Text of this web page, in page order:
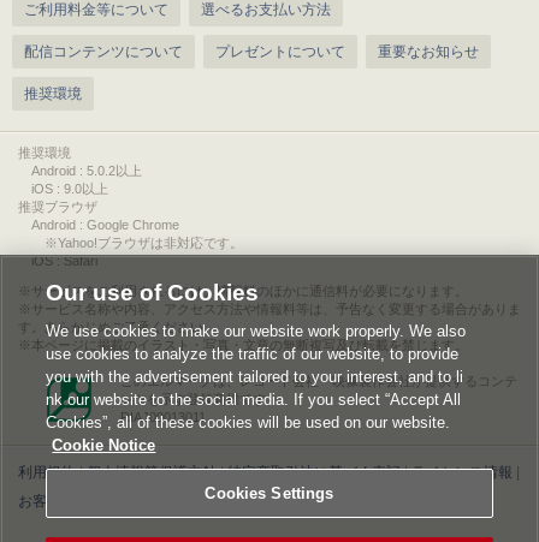
ご利用料金等について 選べるお支払い方法
配信コンテンツについて プレゼントについて 重要なお知らせ
推奨環境
推奨環境
Android : 5.0.2以上
iOS : 9.0以上
推奨ブラウザ
Android : Google Chrome
※Yahoo!ブラウザは非対応です。
iOS : Safari
サービスをご利用されるには、情報料のほかに通信料が必要になります。
サービス名称や内容、アクセス方法や情報料等は、予告なく変更する場合がありま
す。あらかじめご了承ください。
本ページに掲載のイラスト・写真・文章の無断複写及び転載を禁じます。
このエルマークは、レコード会社・映像製作会社が提供するコンテ
ンツを示す登録商標です。
RIAJ00013011
利用規約|個人情報等保護方針|特定商取引法に基づく表記|ライセンス情報
お客様情報の外部送信について|Cookies Settings
Our use of Cookies
We use cookies to make our website work properly. We also
use cookies to analyze the traffic of our website, to provide
you with the advertisement tailored to your interest, and to li
nk our website to the social media. If you select “Accept All
Cookies”, all of these cookies will be used on our website.
Cookie Notice
Cookies Settings